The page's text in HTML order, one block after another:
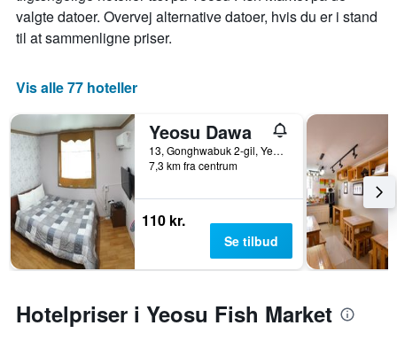
valgte datoer. Overvej alternative datoer, hvis du er i stand
til at sammenligne priser.
Vis alle 77 hoteller
Yeosu Dawa
13, Gonghwabuk 2-gil, Yeosu, Sydkorea
7,3 km fra centrum
110 kr.
Se tilbud
Hotelpriser i Yeosu Fish Market